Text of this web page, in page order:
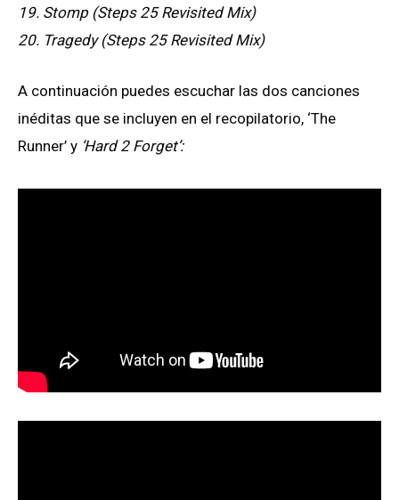
19. Stomp (Steps 25 Revisited Mix)
20. Tragedy (Steps 25 Revisited Mix)
A continuación puedes escuchar las dos canciones
inéditas que se incluyen en el recopilatorio, ‘The
Runner’ y ‘Hard 2 Forget’: